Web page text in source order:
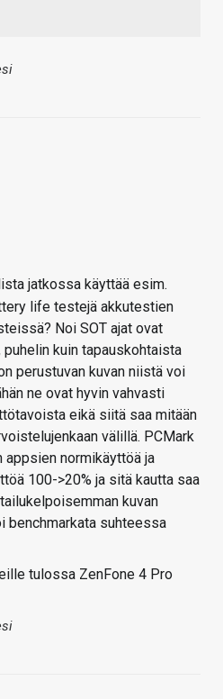
jatkossa käyttää esim.
life testejä akkutestien
Noi SOT ajat ovat
kuin tapauskohtaista
perustuvan kuvan niistä voi
ne ovat hyvin vahvasti
eikä siitä saa mitään
välillä. PCMark
normikäyttöä ja
100->20% ja sitä kautta saa
kuvan
benchmarkata suhteessa
tulossa ZenFone 4 Pro